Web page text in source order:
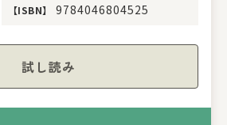
【ISBN】 9784046804525
試し読み